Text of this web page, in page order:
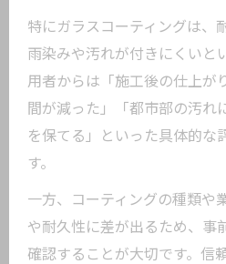
カーコーティング
因
高耐久カーコーテ
都心環境に適した
メンテナンス性も
ト
特にガラスコーティングは、
雨染みや汚れが付きにくいと
用者からは「施工後の仕上が
間が減った」「都市部の汚れ
を保てる」といった具体的な
す。
一方、コーティングの種類や
や耐久性に差が出るため、事
確認することが大切です。信